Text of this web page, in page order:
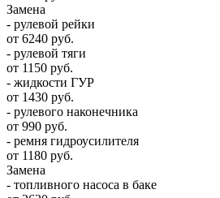
Замена
- рулевой рейки
от 6240 руб.
- рулевой тяги
от 1150 руб.
- жидкости ГУР
от 1430 руб.
- рулевого наконечника
от 990 руб.
- ремня гидроусилителя
от 1180 руб.
Замена
- топливного насоса в баке